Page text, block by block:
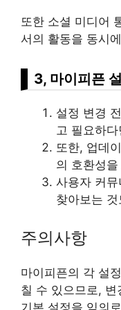
또한 소셜 미디어
서의 활동을 동시
3, 마이피픈
설정 변경
고 필요하
또한, 업데
의 호환성
사용자 커
찾아보는
주의사항
마이피픈의 각 설
칠 수 있으므로,